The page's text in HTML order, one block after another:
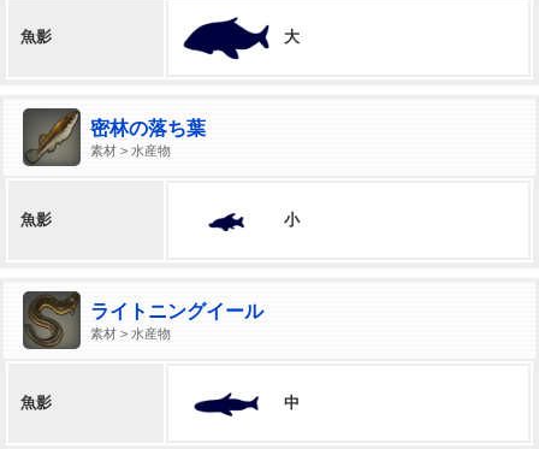
魚影 大
密林の落ち葉
素材 > 水産物
魚影 小
ライトニングイール
素材 > 水産物
魚影 中